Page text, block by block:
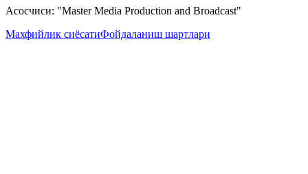
Асосчиси: "Master Media Production and Broadcast"
Махфийлик сиёсатиФойдаланиш шартлари